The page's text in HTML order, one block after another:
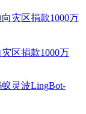
区捐款1000万